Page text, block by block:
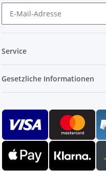
Service
Gesetzliche Informationen